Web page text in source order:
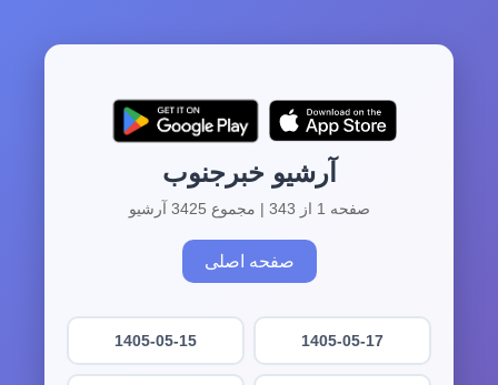
آرشیو خبرجنوب
صفحه 1 از 343 | مجموع 3425 آرشیو
صفحه اصلی
1405-05-17
1405-05-15